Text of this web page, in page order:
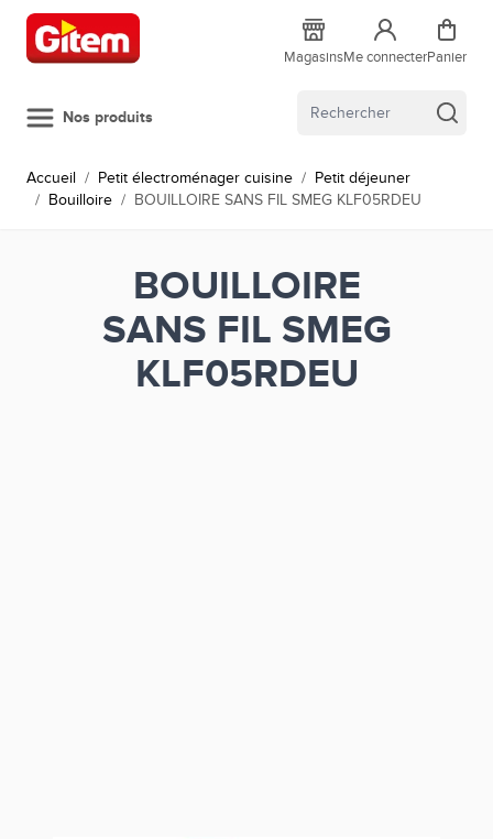
Allez au contenu
MagasinsMe connecterPanier
Nos produits
Accueil / Petit électroménager cuisine / Petit déjeuner
/ Bouilloire / BOUILLOIRE SANS FIL SMEG KLF05RDEU
BOUILLOIRE
SANS FIL SMEG
KLF05RDEU